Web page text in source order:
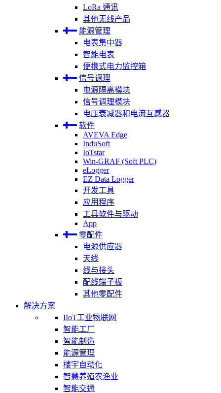
LoRa 通讯
其他无线产品
能源管理
电表集中器
智能电表
便携式电力监控箱
信号调理
电源隔离模块
信号调理模块
电压衰减器和电流互感器
软件
AVEVA Edge
InduSoft
IoTstar
Win-GRAF (Soft PLC)
eLogger
EZ Data Logger
开发工具
应用程序
工具软件与驱动
App
零配件
电源供应器
天线
线与接头
配线端子板
其他零配件
解决方案
IIoT工业物联网
智能工厂
智能制造
能源管理
楼宇自动化
智慧养殖农渔业
智能交通